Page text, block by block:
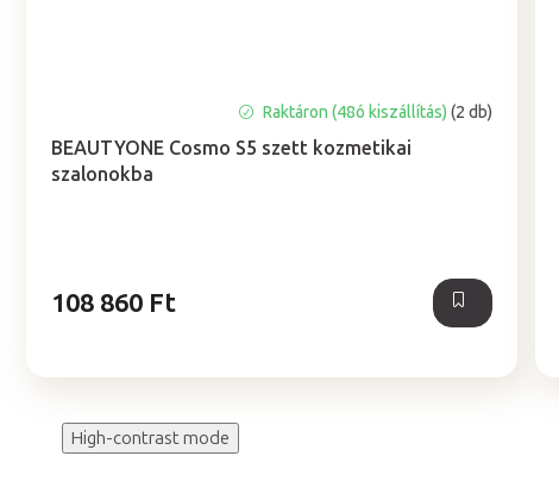
BEAUTYONE Cosmo S5 szett kozmetikai
szalonokba
átlagos
értékelése
Raktáron (48ó kiszállítás)(2 db)
108 860 Ft
High-contrast mode